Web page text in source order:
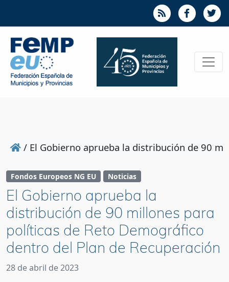
/ El Gobierno aprueba la distribución de 90
Fondos Europeos NG EU Noticias
El Gobierno aprueba la
distribución de 90 millones para
políticas de Reto Demográfico
dentro del Plan de Recuperación
28 de abril de 2023